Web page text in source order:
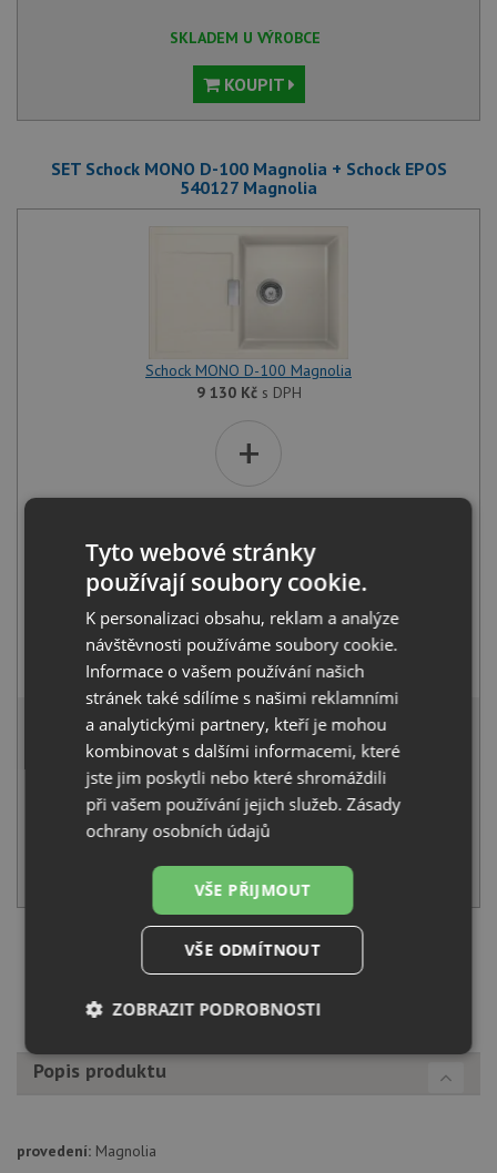
SKLADEM U VÝROBCE
KOUPIT
SET Schock MONO D-100 Magnolia + Schock EPOS
540127 Magnolia
Schock MONO D-100 Magnolia
9 130 Kčs DPH
+
Schock EPOS 540127 Magnolia
6 060 Kčs DPH
14 430 Kčs DPH
Běžná cena: 15 190 Kč
Sleva: 760 Kč
SKLADEM U VÝROBCE
KOUPIT
Načíst dalších 5 ze zbývajících 21 setů
Popis produktu
provedení: Magnolia
Tyto webové stránky
používají soubory cookie.
K personalizaci obsahu, reklam a analýze
návštěvnosti používáme soubory cookie.
Informace o vašem používání našich
stránek také sdílíme s našimi reklamními
a analytickými partnery, kteří je mohou
kombinovat s dalšími informacemi, které
jste jim poskytli nebo které shromáždili
při vašem používání jejich služeb.Zásady
ochrany osobních údajů
VŠE PŘIJMOUT
VŠE ODMÍTNOUT
ZOBRAZIT PODROBNOSTI
Nezbytně
nutné
Výkonové
Soubory